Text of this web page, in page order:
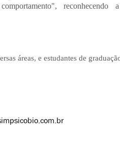
comportamento", reconhecendo
áreas, e estudantes de